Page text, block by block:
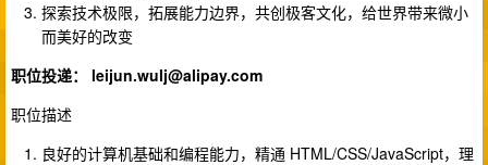
探索技术极限，拓展能力边界，共创极客文化，给世界带来微小
而美好的改变
职位投递： leijun.wulj@alipay.com
职位描述
良好的计算机基础和编程能力，精通 HTML/CSS/JavaScript，理